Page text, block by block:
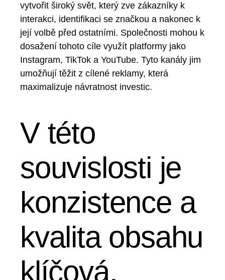
vytvořit široký svět, který zve zákazníky k
interakci, identifikaci se značkou a nakonec k
její volbě před ostatními. Společnosti mohou k
dosažení tohoto cíle využít platformy jako
Instagram, TikTok a YouTube. Tyto kanály jim
umožňují těžit z cílené reklamy, která
maximalizuje návratnost investic.
V této
souvislosti je
konzistence a
kvalita obsahu
klíčová.